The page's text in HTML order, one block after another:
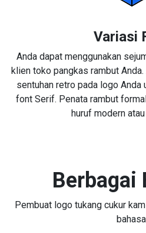
Variasi
Anda dapat menggunakan
klien toko pangkas rambut
sentuhan retro pada logo Anda
font Serif. Penata rambut
huruf modern
Berbagai
Pembuat logo tukang cukur